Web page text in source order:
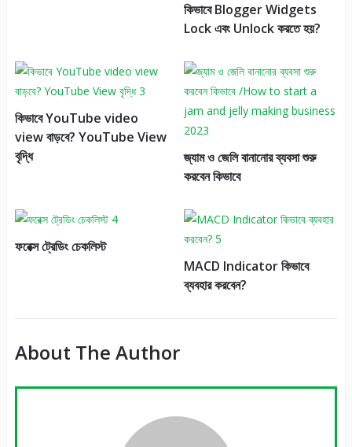
কিভাবে Blogger Widgets
Lock এবং Unlock করতে হয়?
কিভাবে YouTube video
view বাড়বে? YouTube View
বৃদ্ধি
জ্যাম ও জেলি বানানোর ব্যবসা শুরু
করবেন কিভাবে
ফরেক্স ট্রেডিং চেকলিস্ট
MACD Indicator কিভাবে
ব্যবহার করবেন?
About The Author